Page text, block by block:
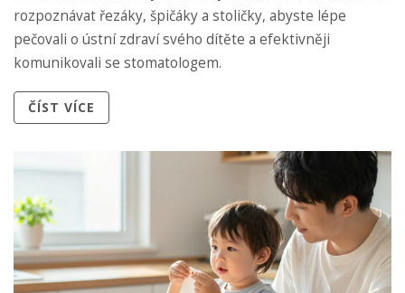
rozpoznávat řezáky, špičáky a stoličky, abyste lépe
pečovali o ústní zdraví svého dítěte a efektivněji
komunikovali se stomatologem.
ČÍST VÍCE